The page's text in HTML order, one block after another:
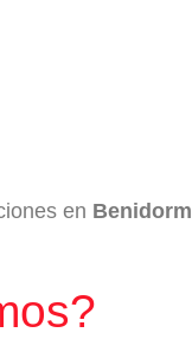
en Benidorm